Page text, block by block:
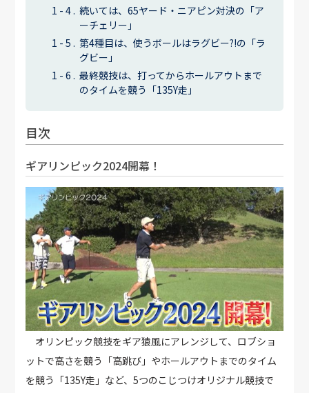
続いては、65ヤード・ニアピン対決の「ア
ーチェリー」
第4種目は、使うボールはラグビー?!の「ラ
グビー」
最終競技は、打ってからホールアウトまで
のタイムを競う「135Y走」
目次
ギアリンピック2024開幕！
オリンピック競技をギア猿風にアレンジして、ロブショ
ットで高さを競う「高跳び」やホールアウトまでのタイム
を競う「135Y走」など、5つのこじつけオリジナル競技で